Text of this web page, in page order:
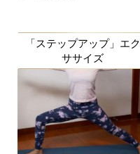
「ステップアップ」エク
ササイズ